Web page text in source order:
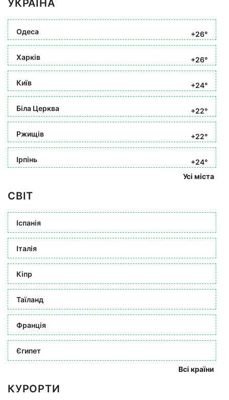
УКРАЇНА
Одеса +26°
Харків +26°
Київ +24°
Біла Церква +22°
Ржищів +22°
Ірпінь
+24°
Усі міста
СВІТ
Іспанія
Італія
Кіпр
Таїланд
Франція
Єгипет
Всі країни
КУРОРТИ